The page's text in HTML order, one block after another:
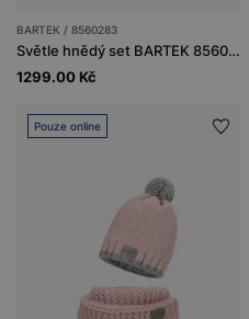
BARTEK / 8560283
Světle hnědý set BARTEK 85602-83 z merino vlny - čepice + nákrčník
1299.00 Kč
Pouze online